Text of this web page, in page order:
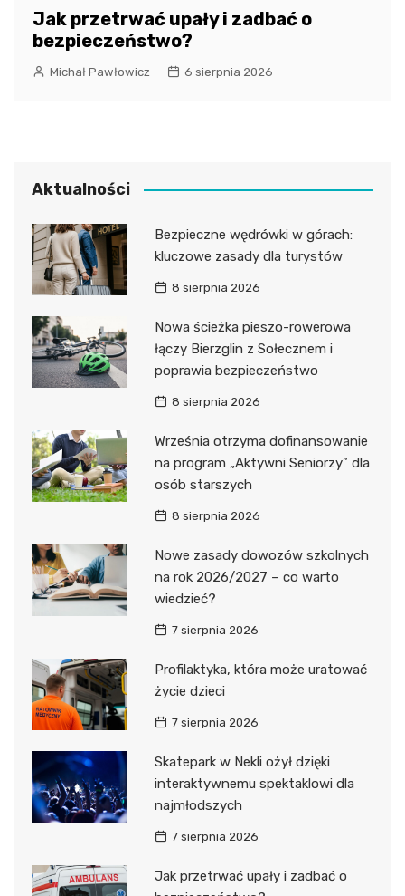
Jak przetrwać upały i zadbać o
bezpieczeństwo?
Michał Pawłowicz 6 sierpnia 2026
Aktualności
Bezpieczne wędrówki w górach:
kluczowe zasady dla turystów
8 sierpnia 2026
Nowa ścieżka pieszo-rowerowa
łączy Bierzglin z Sołecznem i
poprawia bezpieczeństwo
8 sierpnia 2026
Września otrzyma dofinansowanie
na program „Aktywni Seniorzy” dla
osób starszych
8 sierpnia 2026
Nowe zasady dowozów szkolnych
na rok 2026/2027 – co warto
wiedzieć?
7 sierpnia 2026
Profilaktyka, która może uratować
życie dzieci
7 sierpnia 2026
Skatepark w Nekli ożył dzięki
interaktywnemu spektaklowi dla
najmłodszych
7 sierpnia 2026
Jak przetrwać upały i zadbać o